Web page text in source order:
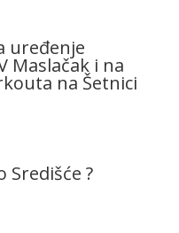
uređenje
Maslačak i na
na Šetnici
Središće ?